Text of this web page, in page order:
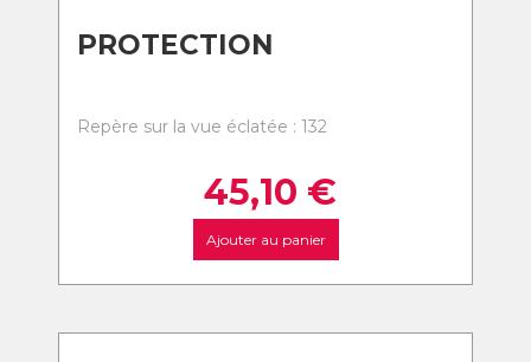
PROTECTION
Repère sur la vue éclatée : 132
45,10 €
Ajouter au panier